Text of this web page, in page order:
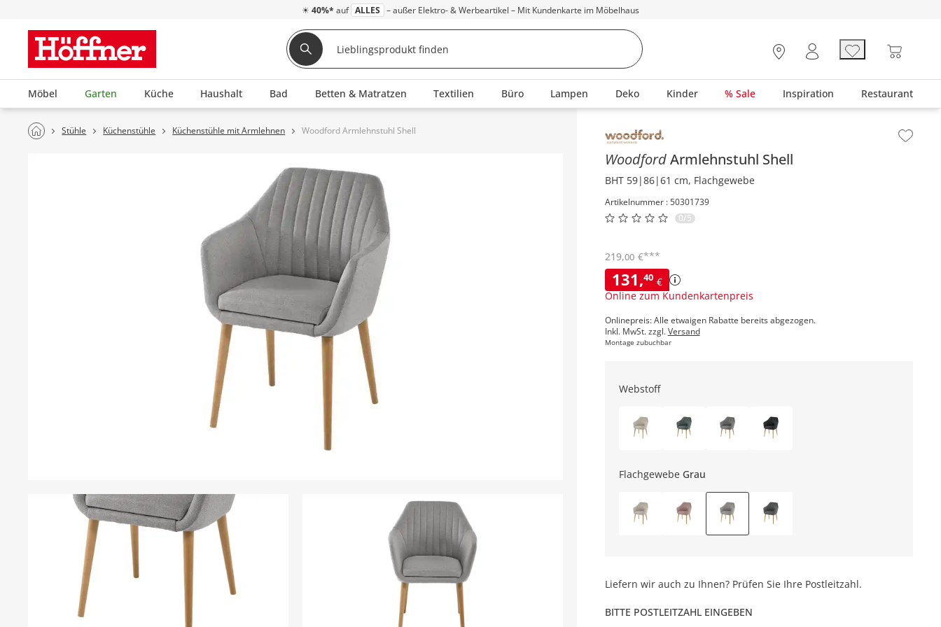
☀ 40%* auf ALLES – außer Elektro- & Werbeartikel – Mit Kundenkarte im Möbelhaus
Möbel Garten Küche Haushalt Bad Betten & Matratzen Textilien Büro Lampen Deko Kinder % Sale Inspiration Restaurant
Stühle Küchenstühle Küchenstühle mit Armlehnen Woodford Armlehnstuhl Shell Inhalt der Seitenleiste überspringen - Zum Seitenende
WoodfordArmlehnstuhl Shell
BHT 59|86|61 cm, Flachgewebe
Artikelnummer : 50301739
0/5
131,40 €
Online zum Kundenkartenpreis
219,00 €***
Onlinepreis: Alle etwaigen Rabatte bereits abgezogen.
Inkl. MwSt. zzgl.Versand
Montage zubuchbar
Webstoff
Flachgewebe Grau
Liefern wir auch zu Ihnen? Prüfen Sie Ihre Postleitzahl.
BITTE POSTLEITZAHL EINGEBEN